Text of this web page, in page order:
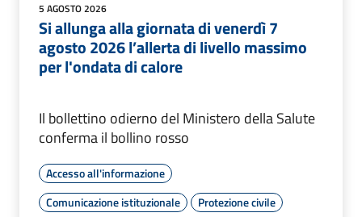
5 AGOSTO 2026
Si allunga alla giornata di venerdì 7
agosto 2026 l’allerta di livello massimo
per l'ondata di calore
Il bollettino odierno del Ministero della Salute
conferma il bollino rosso
Accesso all'informazione
Comunicazione istituzionale
Protezione civile